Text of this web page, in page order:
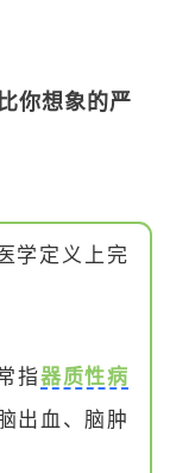
你想象的严
学定义上完
指器质性病
出血 、脑肿